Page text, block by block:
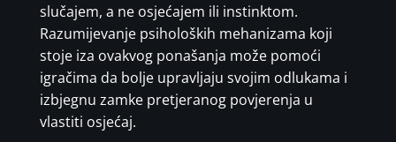
slučajem, a ne osjećajem ili instinktom.
Razumijevanje psiholoških mehanizama koji
stoje iza ovakvog ponašanja može pomoći
igračima da bolje upravljaju svojim odlukama i
izbjegnu zamke pretjeranog povjerenja u
vlastiti osjećaj.